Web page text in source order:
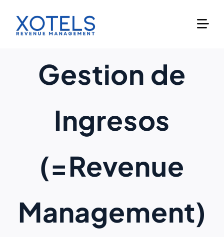
content
Gestion de
Ingresos
(=Revenue
Management)